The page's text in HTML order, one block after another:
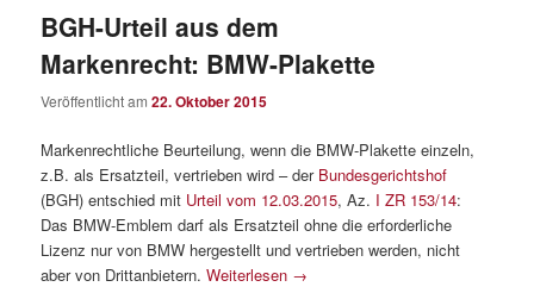
BGH-Urteil aus dem
Markenrecht: BMW-Plakette
Veröffentlicht am22. Oktober 2015
Markenrechtliche Beurteilung, wenn die BMW-Plakette einzeln,
z.B. als Ersatzteil, vertrieben wird – der Bundesgerichtshof
(BGH) entschied mit Urteil vom 12.03.2015, Az. I ZR 153/14:
Das BMW-Emblem darf als Ersatzteil ohne die erforderliche
Lizenz nur von BMW hergestellt und vertrieben werden, nicht
aber von Drittanbietern.Weiterlesen →